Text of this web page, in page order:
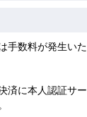
手数料が発生いた
済に本人認証サ